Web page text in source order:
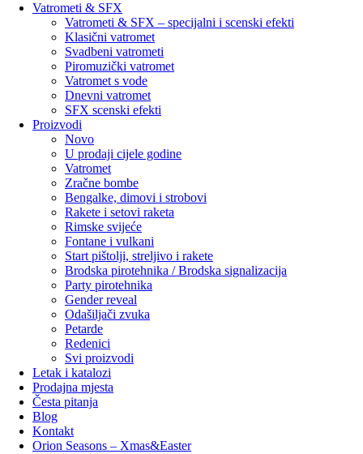
Vatrometi & SFX
Vatrometi & SFX – specijalni i scenski efekti
Klasični vatromet
Svadbeni vatrometi
Piromuzički vatromet
Vatromet s vode
Dnevni vatromet
SFX scenski efekti
Proizvodi
Novo
U prodaji cijele godine
Vatromet
Zračne bombe
Bengalke, dimovi i strobovi
Rakete i setovi raketa
Rimske svijeće
Fontane i vulkani
Start pištolji, streljivo i rakete
Brodska pirotehnika / Brodska signalizacija
Party pirotehnika
Gender reveal
Odašiljači zvuka
Petarde
Redenici
Svi proizvodi
Letak i katalozi
Prodajna mjesta
Česta pitanja
Blog
Kontakt
Orion Seasons – Xmas&Easter